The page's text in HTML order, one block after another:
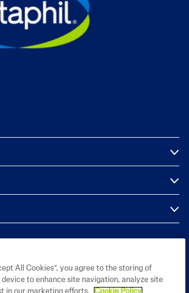
las marcas registradas son propiedad de sus
Este sitio está destinado únicamente a las
All Cookies”, you agree to the storing of
to enhance site navigation, analyze site